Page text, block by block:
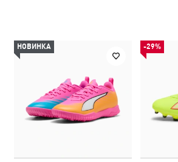
НОВИНКА -29%